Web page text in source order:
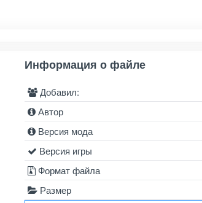
Информация о файле
Добавил:
Автор
Версия мода
Версия игры
Формат файла
Размер